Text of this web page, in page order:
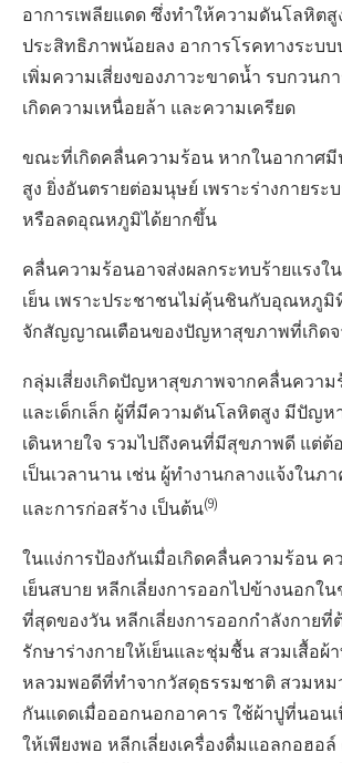
อาการเพลียแดด ซึ่งทำให้ความดันโลหิต
ประสิทธิภาพน้อยลง อาการโรคทางระบบ
เพิ่มความเสี่ยงของภาวะขาดน้ำ รบกวน
เกิดความเหนื่อยล้า และความเครียด
ขณะที่เกิดคลื่นความร้อน หากในอากาศ
สูง ยิ่งอันตรายต่อมนุษย์ เพราะร่างกายระ
หรือลดอุณหภูมิได้ยากขึ้น
คลื่นความร้อนอาจส่งผลกระทบร้ายแรง
เย็น เพราะประชาชนไม่คุ้นชินกับอุณหภูมิ
จักสัญญาณเตือนของปัญหาสุขภาพที่เกิด
กลุ่มเสี่ยงเกิดปัญหาสุขภาพจากคลื่นความ
และเด็กเล็ก ผู้ที่มีความดันโลหิตสูง มีปัญห
เดินหายใจ รวมไปถึงคนที่มีสุขภาพดี แต่ต้
เป็นเวลานาน เช่น ผู้ทำงานกลางแจ้งในภ
และการก่อสร้าง เป็นต้น(9)
ในแง่การป้องกันเมื่อเกิดคลื่นความร้อน ค
เย็นสบาย หลีกเลี่ยงการออกไปข้างนอกใ
ที่สุดของวัน หลีกเลี่ยงการออกกำลังกายที่
รักษาร่างกายให้เย็นและชุ่มชื้น สวมเสื้อผ้
หลวมพอดีที่ทำจากวัสดุธรรมชาติ สวมห
กันแดดเมื่อออกนอกอาคาร ใช้ผ้าปูที่นอนเ
ให้เพียงพอ หลีกเลี่ยงเครื่องดื่มแอลกอฮอ